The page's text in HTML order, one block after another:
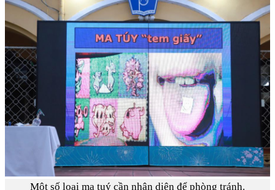
Một số loại ma tuý cần nhận diện để phòng tránh.